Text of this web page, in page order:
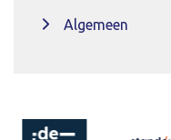
Algemeen